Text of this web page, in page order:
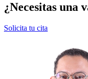
¿Necesitas una
Solicita tu cita